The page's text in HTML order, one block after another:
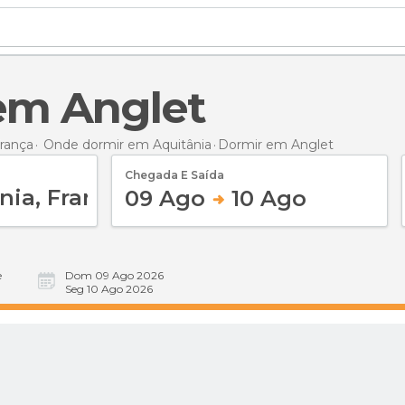
Anglet
Onde dormir em Aquitânia Dormir em Anglet
Chegada E Saída
09 Ago 10 Ago
Dom 09 Ago 2026
Seg 10 Ago 2026